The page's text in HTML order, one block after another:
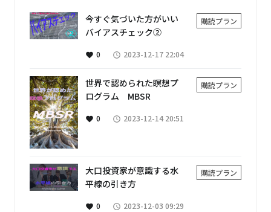
今すぐ気づいた方がいい
バイアスチェック②
購読プラン
favorite 0 access_time 2023-12-17 22:04
世界で認められた瞑想プ
ログラム MBSR
購読プラン
favorite 0 access_time 2023-12-14 20:51
大口投資家が意識する水
平線の引き方
購読プラン
favorite 0 access_time 2023-12-03 09:29